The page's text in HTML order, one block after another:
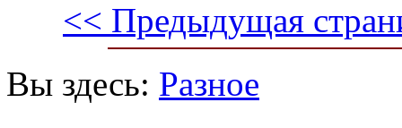
<< Предыдущая
Вы здесь: Разное